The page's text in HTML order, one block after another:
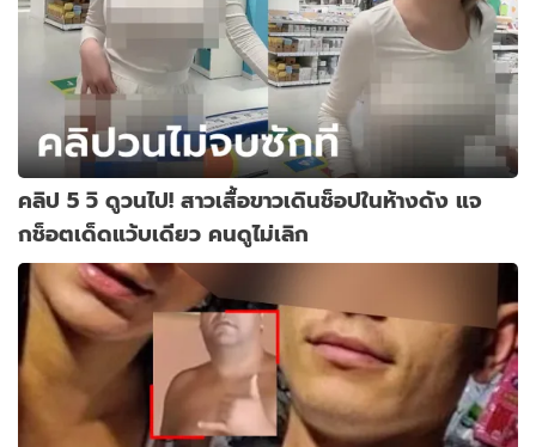
คลิป 5 วิ ดูวนไป! สาวเสื้อขาวเดินช็อปในห้างดัง แจ
กช็อตเด็ดแว้บเดียว คนดูไม่เลิก